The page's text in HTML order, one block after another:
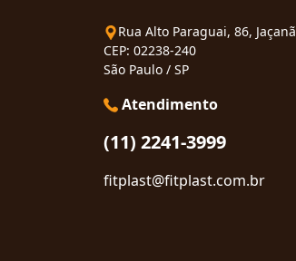
Rua Alto Paraguai, 86, Jaçanã
CEP: 02238-240
São Paulo / SP
Atendimento
(11) 2241-3999
fitplast@fitplast.com.br